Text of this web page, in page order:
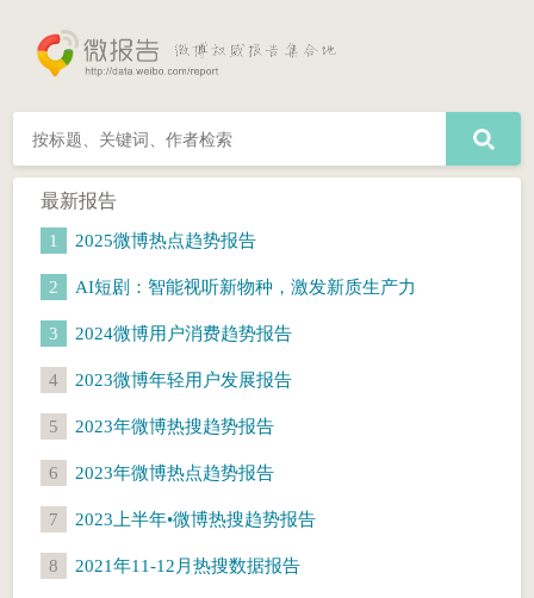
最新报告
1 2025微博热点趋势报告
2 AI短剧：智能视听新物种，激发新质生产力
3 2024微博用户消费趋势报告
4 2023微博年轻用户发展报告
5 2023年微博热搜趋势报告
6 2023年微博热点趋势报告
7 2023上半年•微博热搜趋势报告
8 2021年11-12月热搜数据报告